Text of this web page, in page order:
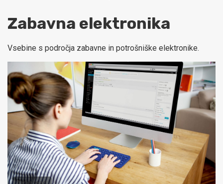
Zabavna elektronika
Vsebine s področja zabavne in potrošniške elektronike.
1 min read